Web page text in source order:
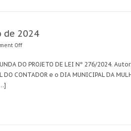
de 2024
Off
DO PROJETO DE LEI Nº 276/
CONTADOR e o DIA MUNICIPAL DA